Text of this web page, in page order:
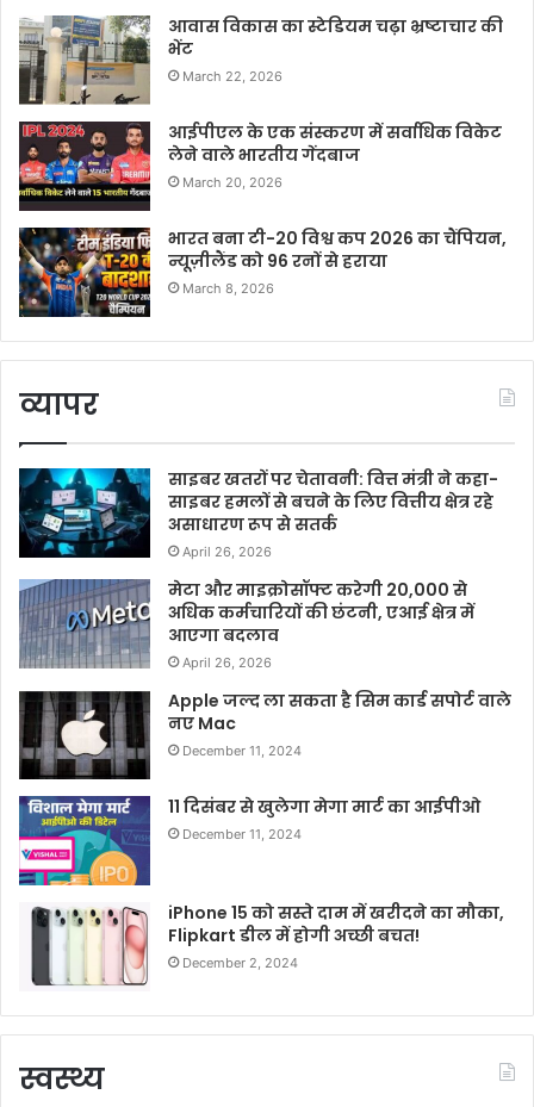
आवास विकास का स्टेडियम चढ़ा भ्रष्टाचार की
भेंट
March 22, 2026
आईपीएल के एक संस्करण में सर्वाधिक विकेट
लेने वाले भारतीय गेंदबाज
March 20, 2026
भारत बना टी-20 विश्व कप 2026 का चैंपियन,
न्यूज़ीलैंड को 96 रनों से हराया
March 8, 2026
व्यापर
साइबर खतरों पर चेतावनी: वित्त मंत्री ने कहा-
साइबर हमलों से बचने के लिए वित्तीय क्षेत्र रहे
असाधारण रूप से सतर्क
April 26, 2026
मेटा और माइक्रोसॉफ्ट करेगी 20,000 से
अधिक कर्मचारियों की छंटनी, एआई क्षेत्र में
आएगा बदलाव
April 26, 2026
Apple जल्द ला सकता है सिम कार्ड सपोर्ट वाले
नए Mac
December 11, 2024
11 दिसंबर से खुलेगा मेगा मार्ट का आईपीओ
December 11, 2024
iPhone 15 को सस्ते दाम में खरीदने का मौका,
Flipkart डील में होगी अच्छी बचत!
December 2, 2024
स्वस्थ्य